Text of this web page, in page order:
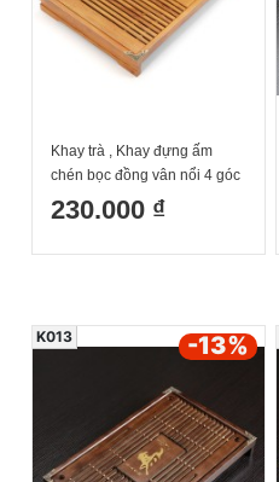
Khay trà , Khay đựng ấm
chén bọc đồng vân nổi 4 góc
màu nâu sọc mới 43x28cm
230.000 ₫
K013 -13%